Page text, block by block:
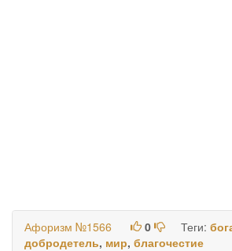
Афоризм №1566 0 Теги:
добродетель, мир, благочестие